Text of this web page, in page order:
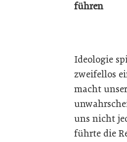
führen
Ideologie
zweifellos
macht
uns nicht
führte die